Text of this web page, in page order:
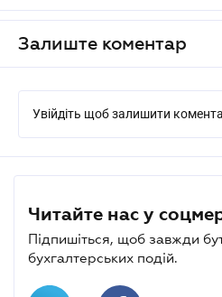
Залиште коментар
Увійдіть щоб залишити
Читайте нас у
Підпишіться, щоб завжди
бухгалтерських подій.